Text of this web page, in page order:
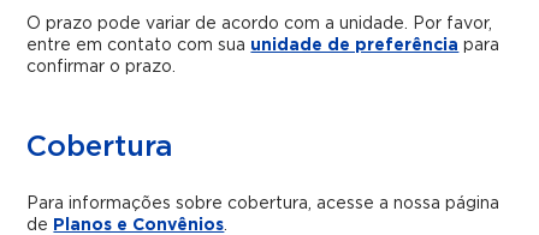
O prazo pode variar de acordo com a unidade. Por favor,
entre em contato com sua unidade de preferência para
confirmar o prazo.
Cobertura
Para informações sobre cobertura, acesse a nossa página
de Planos e Convênios.